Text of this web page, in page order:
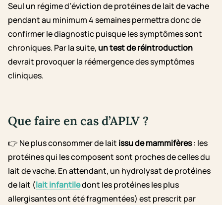
Seul un régime d’éviction de protéines de lait de vache
pendant au minimum 4 semaines permettra donc de
confirmer le diagnostic puisque les symptômes sont
chroniques. Par la suite, un test de réintroduction
devrait provoquer la réémergence des symptômes
cliniques.
Que faire en cas d’APLV ?
👉 Ne plus consommer de lait issu de mammifères: les
protéines qui les composent sont proches de celles du
lait de vache. En attendant, un hydrolysat de protéines
de lait (lait infantiledont les protéines les plus
allergisantes ont été fragmentées) est prescrit par